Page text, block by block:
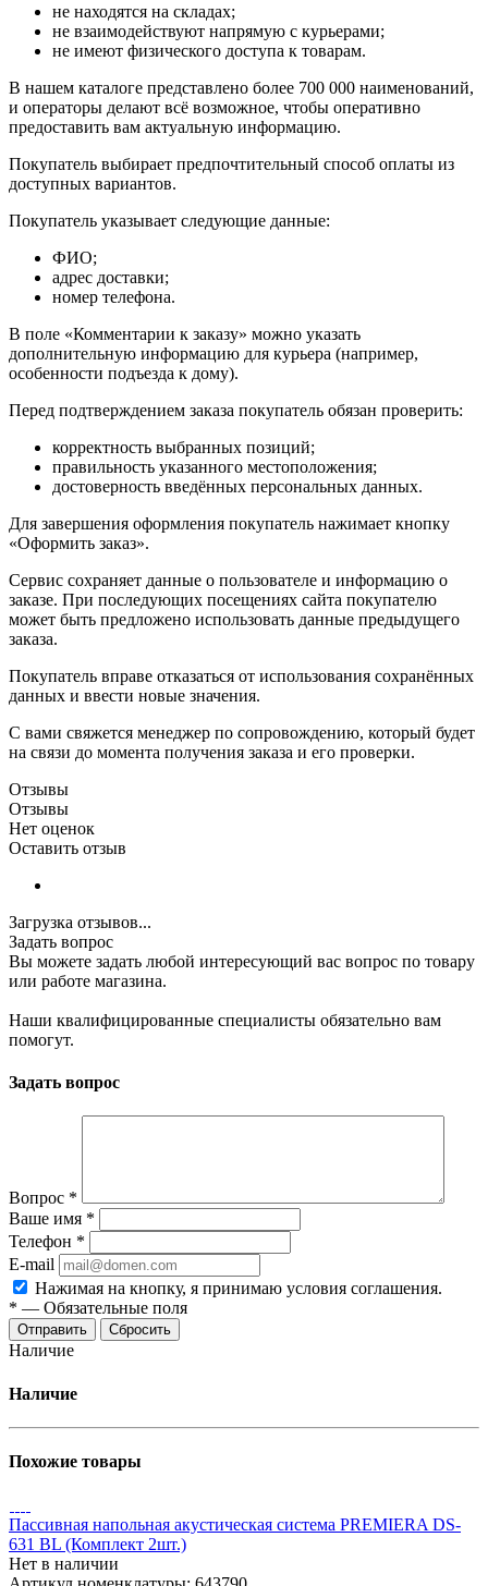
не находятся на складах;
не взаимодействуют напрямую с курьерами;
не имеют физического доступа к товарам.
В нашем каталоге представлено более 700 000 наименований,
и операторы делают всё возможное, чтобы оперативно
предоставить вам актуальную информацию.
Покупатель выбирает предпочтительный способ оплаты из
доступных вариантов.
Покупатель указывает следующие данные:
ФИО;
адрес доставки;
номер телефона.
В поле «Комментарии к заказу» можно указать
дополнительную информацию для курьера (например,
особенности подъезда к дому).
Перед подтверждением заказа покупатель обязан проверить:
корректность выбранных позиций;
правильность указанного местоположения;
достоверность введённых персональных данных.
Для завершения оформления покупатель нажимает кнопку
«Оформить заказ».
Сервис сохраняет данные о пользователе и информацию о
заказе. При последующих посещениях сайта покупателю
может быть предложено использовать данные предыдущего
заказа.
Покупатель вправе отказаться от использования сохранённых
данных и ввести новые значения.
С вами свяжется менеджер по сопровождению, который будет
на связи до момента получения заказа и его проверки.
Отзывы
Отзывы
Нет оценок
Оставить отзыв
Загрузка отзывов...
Задать вопрос
Вы можете задать любой интересующий вас вопрос по товару
или работе магазина.
Наши квалифицированные специалисты обязательно вам
помогут.
Задать вопрос
Вопрос *
Ваше имя *
Телефон *
E-mail
Нажимая на кнопку, я принимаю условия соглашения.
* — Обязательные поля
Отправить Сбросить
Наличие
Наличие
Похожие товары
Пассивная напольная акустическая система PREMIERA DS-
631 BL (Комплект 2шт.)
Нет в наличии